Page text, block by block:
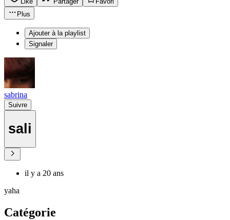
Plus
Ajouter à la playlist
Signaler
sabrina
Suivre
sali
il y a 20 ans
yaha
Catégorie